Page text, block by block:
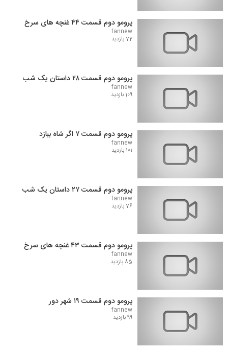
پرومو دوم قسمت ۴۴ غنچه های سرخ
fannew
72 بازدید
پرومو دوم قسمت ۲۸ داستان یک شب
fannew
109 بازدید
پرومو دوم قسمت ۷ اگر شاه ببازد
fannew
101 بازدید
پرومو دوم قسمت ۲۷ داستان یک شب
fannew
76 بازدید
پرومو دوم قسمت ۴۳ غنچه های سرخ
fannew
85 بازدید
پرومو دوم قسمت ۱۹ شهر دور
fannew
99 بازدید